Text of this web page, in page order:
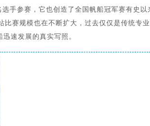
手参赛，它也创造了全国帆船冠军赛有史以
赛规模也在不断扩大，过去仅仅是传统专
速发展的真实写照。